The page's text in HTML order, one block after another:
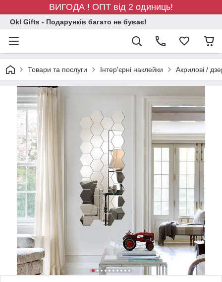
ВИГОДА ! ОПТ від 2 одиниць!
Okl Gifts - Подарунків багато не буває!
Товари та послуги Інтер'єрні наклейки Акрилові /